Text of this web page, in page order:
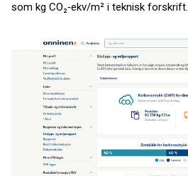
som kg CO₂‑ekv/m² i teknisk forskrift.